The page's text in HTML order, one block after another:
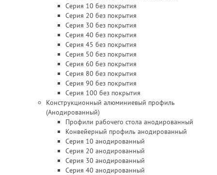
Серия 10 без покрытия
Серия 20 без покрытия
Серия 30 без покрытия
Серия 40 без покрытия
Серия 45 без покрытия
Серия 50 без покрытия
Серия 60 без покрытия
Серия 80 без покрытия
Серия 90 без покрытия
Серия 100 без покрытия
Конструкционный алюминиевый профиль
(Анодированный)
Профили рабочего стола анодированный
Конвейерный профиль анодированный
Серия 10 анодированный
Серия 20 анодированный
Серия 30 анодированный
Серия 40 анодированный